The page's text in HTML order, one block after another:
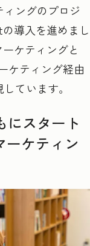
ングのプロジ
導入を進めまし
ケティングと
ケティング経由
ています。
にスタート
ーケティン